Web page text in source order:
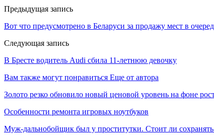
Предыдущая запись
Вот что предусмотрено в Беларуси за продажу мест в
Следующая запись
В Бресте водитель Audi сбила 11-летнюю девочку
Вам также могут понравиться Еще от автора
Золото резко обновило новый ценовой уровень на фоне
Особенности ремонта игровых ноутбуков
Муж-дальнобойщик был у проститутки. Стоит ли сохранять